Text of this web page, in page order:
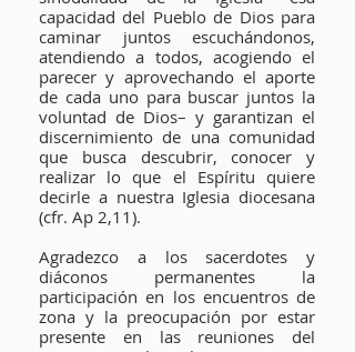
capacidad del Pueblo de Dios para
caminar juntos escuchándonos,
atendiendo a todos, acogiendo el
parecer y aprovechando el aporte
de cada uno para buscar juntos la
voluntad de Dios– y garantizan el
discernimiento de una comunidad
que busca descubrir, conocer y
realizar lo que el Espíritu quiere
decirle a nuestra Iglesia diocesana
(cfr. Ap 2,11).
Agradezco a los sacerdotes y
diáconos permanentes la
participación en los encuentros de
zona y la preocupación por estar
presente en las reuniones del